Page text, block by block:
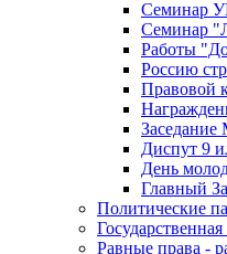
Семинар
Семинар
Работы
Россию
Правовой
Диспут 9
День
Главный
Политические
Равные права -